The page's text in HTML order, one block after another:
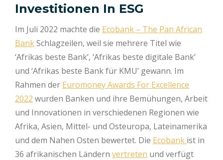
Investitionen In ESG
Im Juli 2022 machte die Ecobank – The Pan African
BankSchlagzeilen, weil sie mehrere Titel wie
‘Afrikas beste Bank’, ‘Afrikas beste digitale Bank’
und ‘Afrikas beste Bank für KMU’ gewann. Im
Rahmen der Euromoney Awards For Excellence
2022 wurden Banken und ihre Bemühungen, Arbeit
und Innovationen in verschiedenen Regionen wie
Afrika, Asien, Mittel- und Osteuropa, Lateinamerika
und dem Nahen Osten bewertet. Die Ecobank ist in
36 afrikanischen Ländern vertreten und verfügt